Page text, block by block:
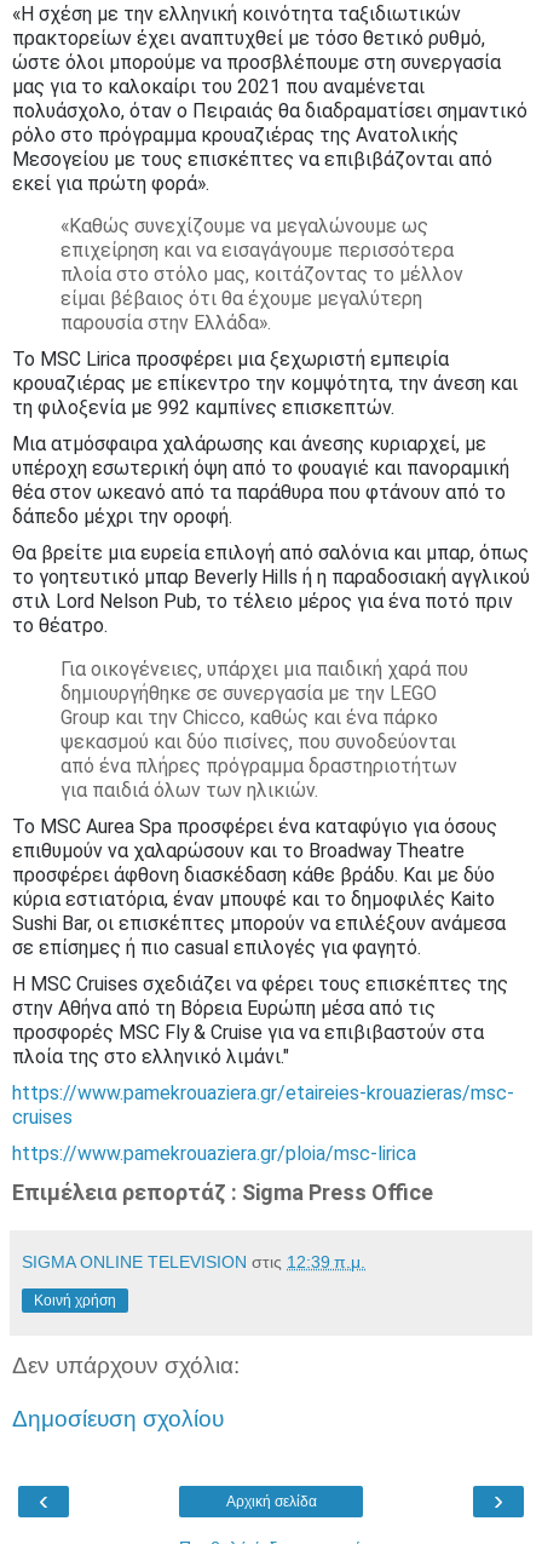
«Η σχέση με την ελληνική κοινότητα ταξιδιωτικών
πρακτορείων έχει αναπτυχθεί με τόσο θετικό ρυθμό,
ώστε όλοι μπορούμε να προσβλέπουμε στη συνεργασία
μας για το καλοκαίρι του 2021 που αναμένεται
πολυάσχολο, όταν ο Πειραιάς θα διαδραματίσει σημαντικό
ρόλο στο πρόγραμμα κρουαζιέρας της Ανατολικής
Μεσογείου με τους επισκέπτες να επιβιβάζονται από
εκεί για πρώτη φορά».
«Καθώς συνεχίζουμε να μεγαλώνουμε ως
επιχείρηση και να εισαγάγουμε περισσότερα
πλοία στο στόλο μας, κοιτάζoντας το μέλλον
είμαι βέβαιος ότι θα έχουμε μεγαλύτερη
παρουσία στην Ελλάδα».
Το MSC Lirica προσφέρει μια ξεχωριστή εμπειρία
κρουαζιέρας με επίκεντρο την κομψότητα, την άνεση και
τη φιλοξενία με 992 καμπίνες επισκεπτών.
Μια ατμόσφαιρα χαλάρωσης και άνεσης κυριαρχεί, με
υπέροχη εσωτερική όψη από το φουαγιέ και πανοραμική
θέα στον ωκεανό από τα παράθυρα που φτάνουν από το
δάπεδο μέχρι την οροφή.
Θα βρείτε μια ευρεία επιλογή από σαλόνια και μπαρ, όπως
το γοητευτικό μπαρ Beverly Hills ή η παραδοσιακή αγγλικού
στιλ Lord Nelson Pub, το τέλειο μέρος για ένα ποτό πριν
το θέατρο.
Για οικογένειες, υπάρχει μια παιδική χαρά που
δημιουργήθηκε σε συνεργασία με την LEGO
Group και την Chicco, καθώς και ένα πάρκο
ψεκασμού και δύο πισίνες, που συνοδεύονται
από ένα πλήρες πρόγραμμα δραστηριοτήτων
για παιδιά όλων των ηλικιών.
Το MSC Aurea Spa προσφέρει ένα καταφύγιο για όσους
επιθυμούν να χαλαρώσουν και το Broadway Theatre
προσφέρει άφθονη διασκέδαση κάθε βράδυ. Και με δύο
κύρια εστιατόρια, έναν μπουφέ και το δημοφιλές Kaito
Sushi Bar, οι επισκέπτες μπορούν να επιλέξουν ανάμεσα
σε επίσημες ή πιο casual επιλογές για φαγητό.
Η MSC Cruises σχεδιάζει να φέρει τους επισκέπτες της
στην Αθήνα από τη Βόρεια Ευρώπη μέσα από τις
προσφορές MSC Fly & Cruise για να επιβιβαστούν στα
πλοία της στο ελληνικό λιμάνι."
https://www.pamekrouaziera.gr/etaireies-krouazieras/msc-
cruises
https://www.pamekrouaziera.gr/ploia/msc-lirica
Επιμέλεια ρεπορτάζ : Sigma Press Office
SIGMA ONLINE TELEVISION στις 12:39 π.μ.
Κοινή χρήση
Δεν υπάρχουν σχόλια:
Δημοσίευση σχολίου
‹ ›
Αρχική σελίδα